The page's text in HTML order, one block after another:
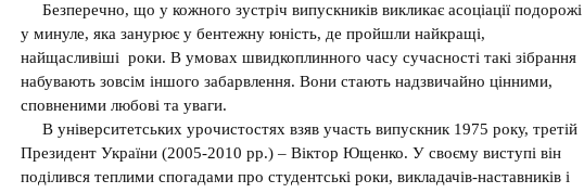
Безперечно, що у кожного зустріч випускників викликає асоціації подорожі
у минуле, яка занурює у бентежну юність, де пройшли найкращі,
найщасливіші роки. В умовах швидкоплинного часу сучасності такі зібрання
набувають зовсім іншого забарвлення. Вони стають надзвичайно цінними,
сповненими любові та уваги.
В університетських урочистостях взяв участь випускник 1975 року, третій
Президент України (2005-2010 рр.) ‒ Віктор Ющенко. У своєму виступі він
поділився теплими спогадами про студентські роки, викладачів-наставників і